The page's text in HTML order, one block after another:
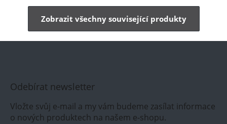
Zobrazit všechny související produkty
Odebírat newsletter
Vložte svůj e-mail a my vám budeme zasílat informace
o nových produktech na našem e-shopu.